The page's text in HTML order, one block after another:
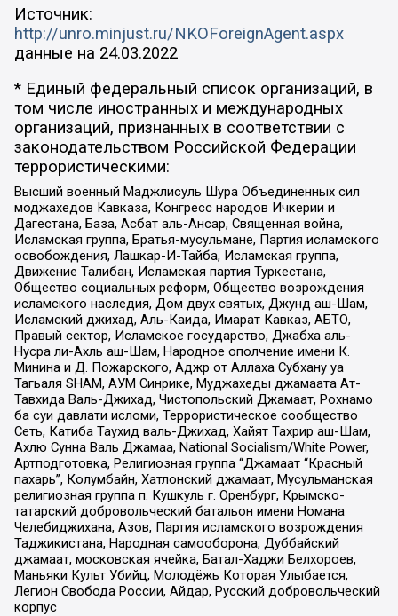
Источник:
http://unro.minjust.ru/NKOForeignAgent.aspx
данные на 24.03.2022
* Единый федеральный список организаций, в
том числе иностранных и международных
организаций, признанных в соответствии с
законодательством Российской Федерации
террористическими:
Высший военный Маджлисуль Шура Объединенных сил
моджахедов Кавказа, Конгресс народов Ичкерии и
Дагестана, База, Асбат аль-Ансар, Священная война,
Исламская группа, Братья-мусульмане, Партия исламского
освобождения, Лашкар-И-Тайба, Исламская группа,
Движение Талибан, Исламская партия Туркестана,
Общество социальных реформ, Общество возрождения
исламского наследия, Дом двух святых, Джунд аш-Шам,
Исламский джихад, Аль-Каида, Имарат Кавказ, АБТО,
Правый сектор, Исламское государство, Джабха аль-
Нусра ли-Ахль аш-Шам, Народное ополчение имени К.
Минина и Д. Пожарского, Аджр от Аллаха Субхану уа
Тагьаля SHAM, АУМ Синрике, Муджахеды джамаата Ат-
Тавхида Валь-Джихад, Чистопольский Джамаат, Рохнамо
ба суи давлати исломи, Террористическое сообщество
Сеть, Катиба Таухид валь-Джихад, Хайят Тахрир аш-Шам,
Ахлю Сунна Валь Джамаа, National Socialism/White Power,
Артподготовка, Религиозная группа “Джамаат “Красный
пахарь”, Колумбайн, Хатлонский джамаат, Мусульманская
религиозная группа п. Кушкуль г. Оренбург, Крымско-
татарский добровольческий батальон имени Номана
Челебиджихана, Азов, Партия исламского возрождения
Таджикистана, Народная самооборона, Дуббайский
джамаат, московская ячейка, Батал-Хаджи Белхороев,
Маньяки Культ Убийц, Молодёжь Которая Улыбается,
Легион Свобода России, Айдар, Русский добровольческий
корпус